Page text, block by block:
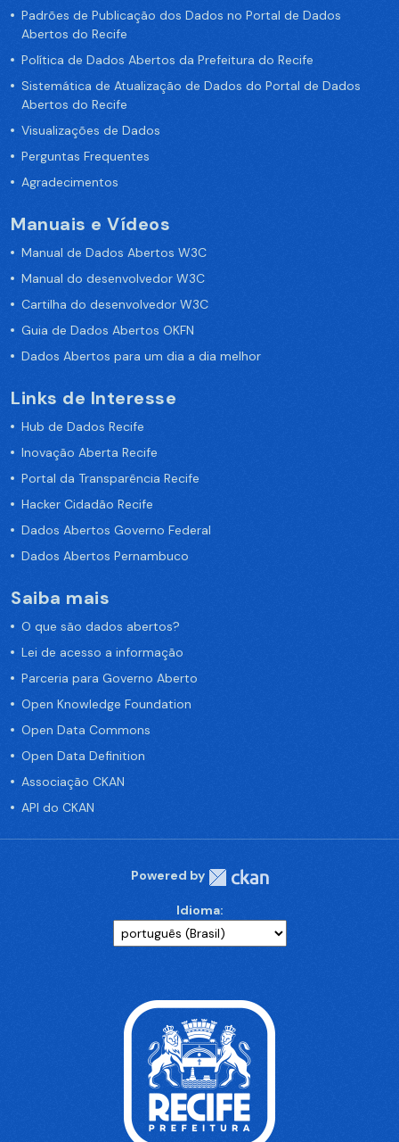
Padrões de Publicação dos Dados no Portal de Dados
Abertos do Recife
Política de Dados Abertos da Prefeitura do Recife
Sistemática de Atualização de Dados do Portal de Dados
Abertos do Recife
Visualizações de Dados
Perguntas Frequentes
Agradecimentos
Manuais e Vídeos
Manual de Dados Abertos W3C
Manual do desenvolvedor W3C
Cartilha do desenvolvedor W3C
Guia de Dados Abertos OKFN
Dados Abertos para um dia a dia melhor
Links de Interesse
Hub de Dados Recife
Inovação Aberta Recife
Portal da Transparência Recife
Hacker Cidadão Recife
Dados Abertos Governo Federal
Dados Abertos Pernambuco
Saiba mais
O que são dados abertos?
Lei de acesso a informação
Parceria para Governo Aberto
Open Knowledge Foundation
Open Data Commons
Open Data Definition
Associação CKAN
API do CKAN
Powered by
Idioma